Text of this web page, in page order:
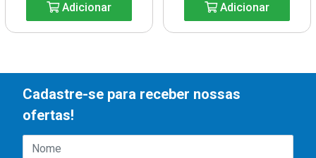
Adicionar Adicionar
Cadastre-se para receber nossas
ofertas!